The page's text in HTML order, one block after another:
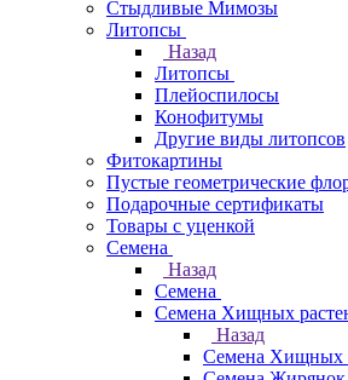
Стыдливые Мимозы
Литопсы
Назад
Литопсы
Плейоспилосы
Конофитумы
Другие виды литопсов
Фитокартины
Пустые геометрические
Подарочные сертификаты
Товары с уценкой
Семена
Назад
Семена
Семена Хищных
Назад
Семена Хищных